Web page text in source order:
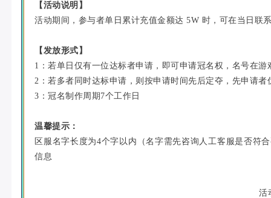
【活动说明】
活动期间，参与者单日累计充值金额达 5W 时，可在当日联
【发放形式】
1：若单日仅有一位达标者申请，即可申请冠名权，名号在
2：若多者同时达标申请，则按申请时间先后定夺，先申请者
3：冠名制作周期7个工作日
温馨提示：
区服名字长度为4个字以内（名字需先咨询人工客服是否符
信息
活动